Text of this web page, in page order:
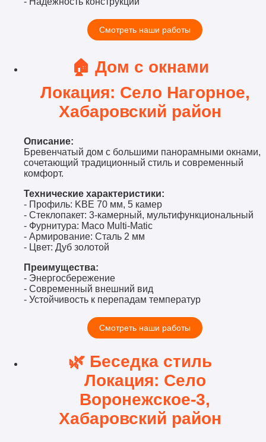
Смотреть наши работы
🏠 Дом с окнами
Локация: Село Нагорное,
Хабаровский район
Описание:
Бревенчатый дом с большими панорамными окнами,
сочетающий традиционный стиль и современный
комфорт.
Технические характеристики:
- Профиль: KBE 70 мм, 5 камер
- Стеклопакет: 3-камерный, мультифункциональный
- Фурнитура: Maco Multi-Matic
- Армирование: Сталь 2 мм
- Цвет: Дуб золотой
Преимущества:
- Энергосбережение
- Современный внешний вид
- Устойчивость к перепадам температур
Смотреть наши работы
🌿 Беседка стиль
Локация: Село
Воронежское-3,
Хабаровский район